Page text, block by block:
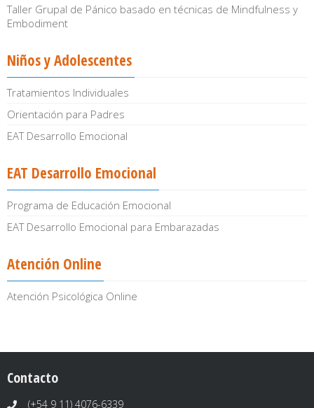
Taller Grupal de Pánico basado en técnicas de Mindfulness y
Embodiment
Niños y Adolescentes
Tratamientos Individuales
Orientación para Padres
EAT Desarrollo Emocional
EAT Desarrollo Emocional
Programa de Educación Emocional
EAT Desarrollo Emocional para Embarazadas
Atención Online
Atención Psicológica Online
Contacto
(+54 9 11) 4076-6339